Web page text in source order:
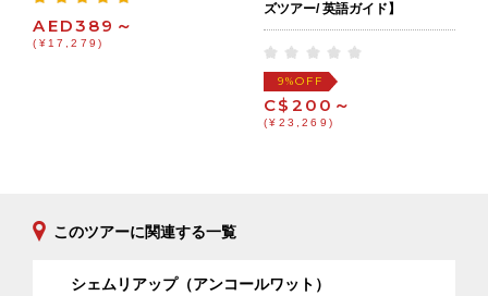
AED389～
(¥17,279)
ズツアー/ 英語ガイド】
9%OFF
C$200～
(¥23,269)
このツアーに関連する一覧
シェムリアップ（アンコールワット）